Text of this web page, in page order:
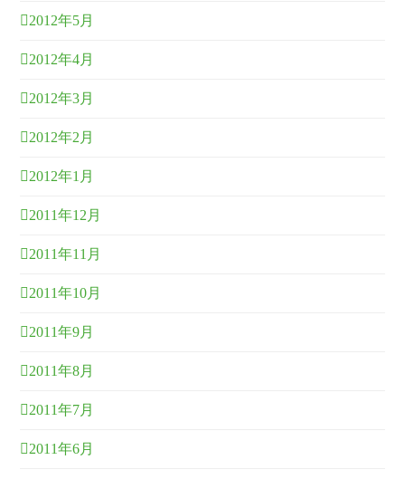
2012年5月
2012年4月
2012年3月
2012年2月
2012年1月
2011年12月
2011年11月
2011年10月
2011年9月
2011年8月
2011年7月
2011年6月